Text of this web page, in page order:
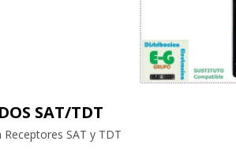
SAT/TDT
SAT y TDT